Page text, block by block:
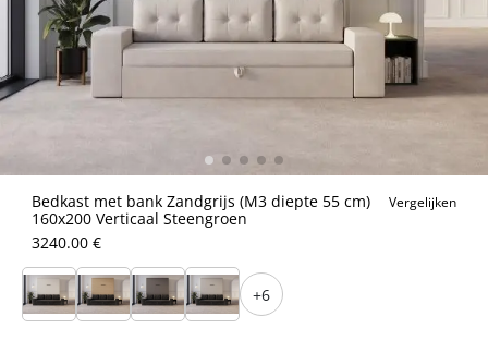
Bedkast met bank Zandgrijs (M3 diepte 55 cm)
160x200 Verticaal Steengroen
Vergelijken
3240.00 €
+6